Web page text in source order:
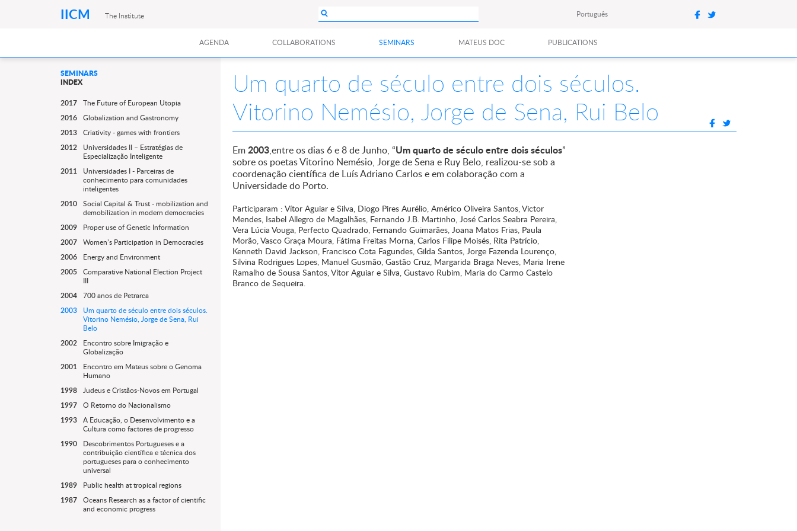
IICM The Institute Português
AGENDA COLLABORATIONS SEMINARS MATEUS DOC PUBLICATIONS
Um quarto de século entre dois séculos.
Vitorino Nemésio, Jorge de Sena, Rui Belo
Em2003,entre os dias 6 e 8 de Junho, “Um quarto de século entre dois séculos”
sobre os poetas Vitorino Nemésio, Jorge de Sena e Ruy Belo, realizou-se sob a
coordenação científica de Luís Adriano Carlos e em colaboração com a
Universidade do Porto.
Participaram : Vítor Aguiar e Silva, Diogo Pires Aurélio, Américo Oliveira Santos, Victor
Mendes, Isabel Allegro de Magalhães, Fernando J.B. Martinho, José Carlos Seabra Pereira,
Vera Lúcia Vouga, Perfecto Quadrado, Fernando Guimarães, Joana Matos Frias, Paula
Morão, Vasco Graça Moura, Fátima Freitas Morna, Carlos Filipe Moisés, Rita Patrício,
Kenneth David Jackson, Francisco Cota Fagundes, Gilda Santos, Jorge Fazenda Lourenço,
Silvina Rodrigues Lopes, Manuel Gusmão, Gastão Cruz, Margarida Braga Neves, Maria Irene
Ramalho de Sousa Santos, Vítor Aguiar e Silva, Gustavo Rubim, Maria do Carmo Castelo
Branco de Sequeira.
SEMINARS
INDEX
2017 The Future of European Utopia
2016 Globalization and Gastronomy
2013 Criativity - games with frontiers
2012
Universidades II – Estratégias de
Especialização Inteligente
2011
Universidades I - Parceiras de
conhecimento para comunidades
inteligentes
2010 Social Capital & Trust - mobilization and
demobilization in modern democracies
2009
Proper use of Genetic Information
2007 Women’s Participation in Democracies
2006
Energy and Environment
2005 Comparative National Election Project
III
2004 700 anos de Petrarca
2003
Um quarto de século entre dois séculos.
Vitorino Nemésio, Jorge de Sena, Rui
Belo
2002
Encontro sobre Imigração e
Globalização
2001
Encontro em Mateus sobre o Genoma
Humano
1998 Judeus e Cristãos-Novos em Portugal
1997 O Retorno do Nacionalismo
1993 A Educação, o Desenvolvimento e a
Cultura como factores de progresso
1990
Descobrimentos Portugueses e a
contribuição científica e técnica dos
portugueses para o conhecimento
universal
1989
Public health at tropical regions
1987 Oceans Research as a factor of cientific
and economic progress